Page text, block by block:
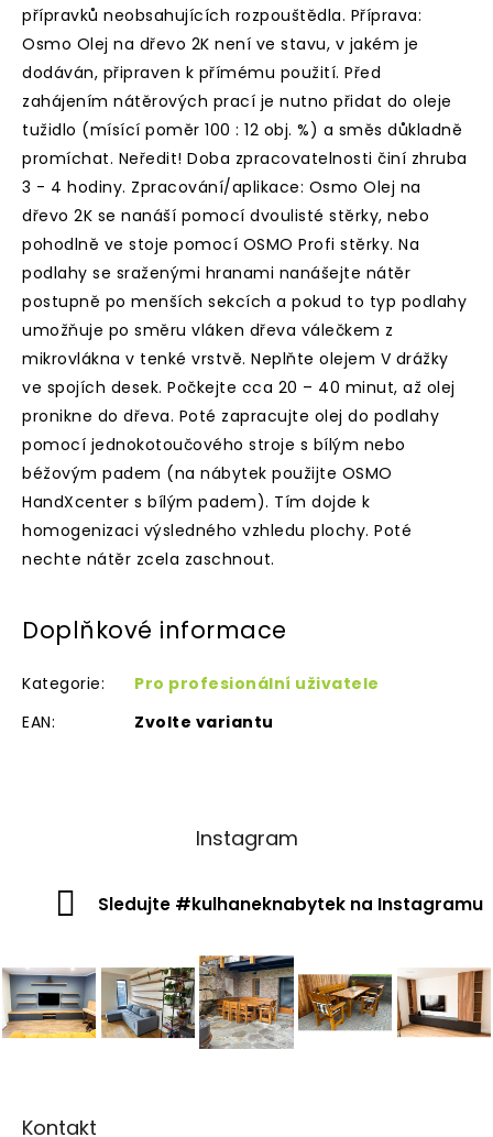
přípravků neobsahujících rozpouštědla. Příprava:
Osmo Olej na dřevo 2K není ve stavu, v jakém je
dodáván, připraven k přímému použití. Před
zahájením nátěrových prací je nutno přidat do oleje
tužidlo (mísící poměr 100 : 12 obj. %) a směs důkladně
promíchat. Neředit! Doba zpracovatelnosti činí zhruba
3 - 4 hodiny. Zpracování/aplikace: Osmo Olej na
dřevo 2K se nanáší pomocí dvoulisté stěrky, nebo
pohodlně ve stoje pomocí OSMO Profi stěrky. Na
podlahy se sraženými hranami nanášejte nátěr
postupně po menších sekcích a pokud to typ podlahy
umožňuje po směru vláken dřeva válečkem z
mikrovlákna v tenké vrstvě. Neplňte olejem V drážky
ve spojích desek. Počkejte cca 20 – 40 minut, až olej
pronikne do dřeva. Poté zapracujte olej do podlahy
pomocí jednokotoučového stroje s bílým nebo
béžovým padem (na nábytek použijte OSMO
HandXcenter s bílým padem). Tím dojde k
homogenizaci výsledného vzhledu plochy. Poté
nechte nátěr zcela zaschnout.
Doplňkové informace
Kategorie:
Pro profesionální uživatele
EAN: Zvolte variantu
Instagram
Sledujte #kulhaneknabytek na Instagramu
Kontakt